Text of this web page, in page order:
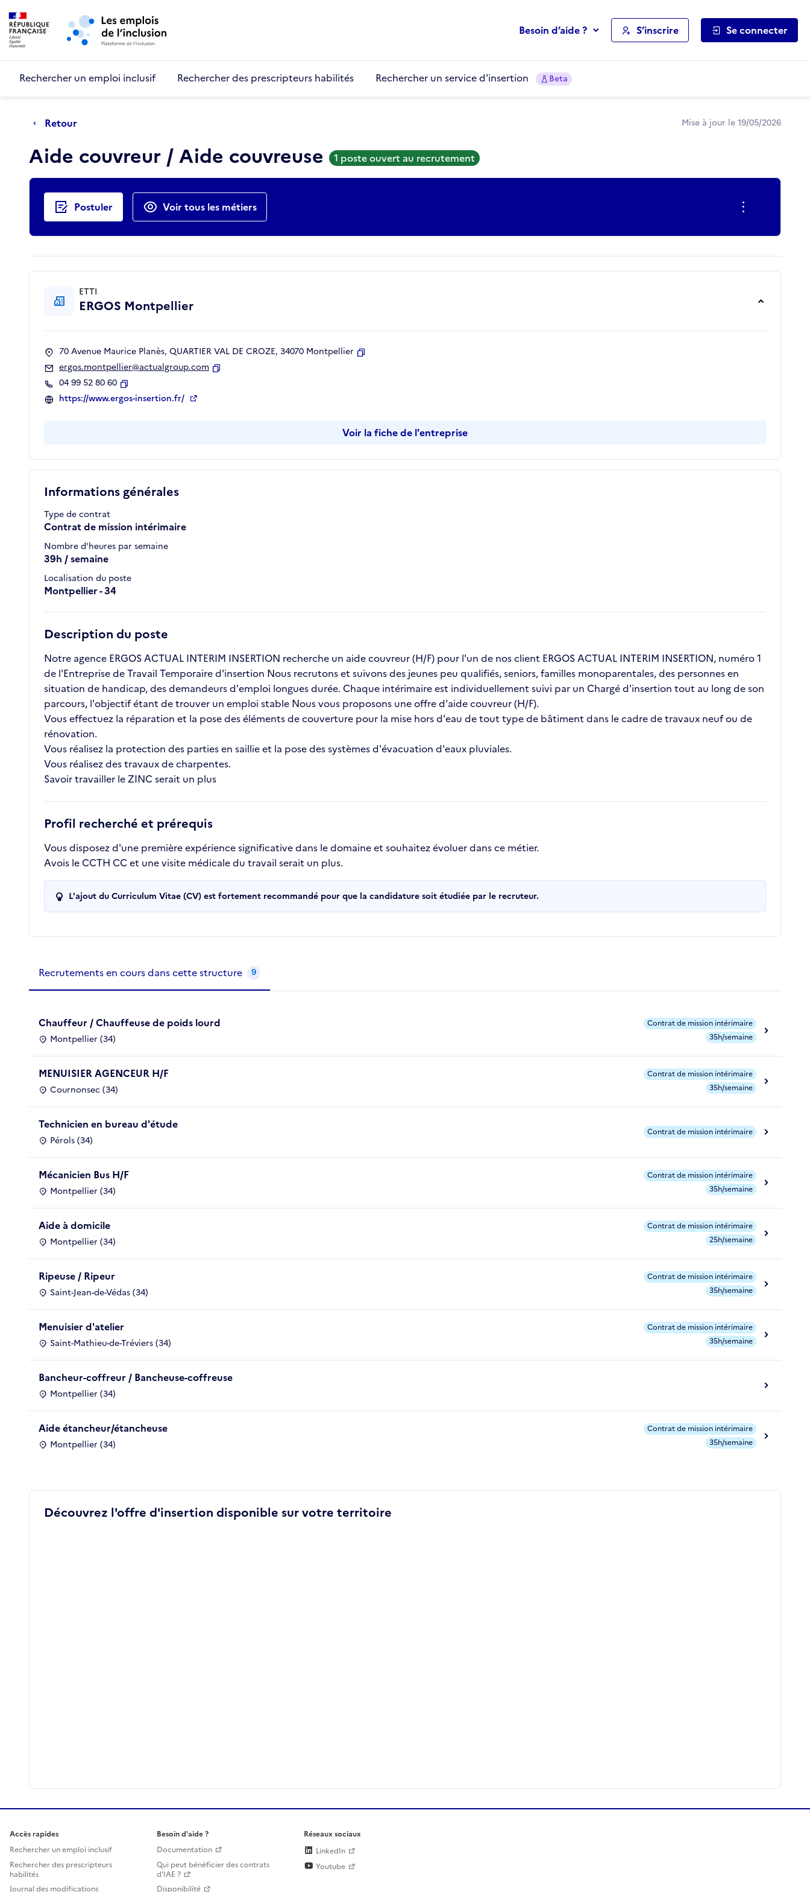
Aller au menu principal
Besoin d’aide ? S’inscrire Se connecter
Rechercher un emploi inclusif Rechercher des prescripteurs habilités Rechercher un service d'insertion Beta
Retour Mise à jour le 19/05/2026
Aide couvreur / Aide couvreuse 1 poste ouvert au recrutement
Actions rapides
Postuler Voir tous les métiers
Informations générales
Type de contrat
Contrat de mission intérimaire
Nombre d'heures par semaine
39h / semaine
Localisation du poste
Montpellier - 34
Description du poste
Notre agence ERGOS ACTUAL INTERIM INSERTION recherche un aide couvreur (H/F) pour l'un de nos client ERGOS ACTUAL INTERIM INSERTION, numéro 1
de l'Entreprise de Travail Temporaire d'insertion Nous recrutons et suivons des jeunes peu qualifiés, seniors, familles monoparentales, des personnes en
situation de handicap, des demandeurs d'emploi longues durée. Chaque intérimaire est individuellement suivi par un Chargé d'insertion tout au long de son
parcours, l'objectif étant de trouver un emploi stable Nous vous proposons une offre d'aide couvreur (H/F).
Vous effectuez la réparation et la pose des éléments de couverture pour la mise hors d'eau de tout type de bâtiment dans le cadre de travaux neuf ou de
rénovation.
Vous réalisez la protection des parties en saillie et la pose des systèmes d'évacuation d'eaux pluviales.
Vous réalisez des travaux de charpentes.
Savoir travailler le ZINC serait un plus
Profil recherché et prérequis
Vous disposez d'une première expérience significative dans le domaine et souhaitez évoluer dans ce métier.
Avois le CCTH CC et une visite médicale du travail serait un plus.
L'ajout du Curriculum Vitae (CV) est fortement recommandé pour que la candidature soit étudiée par le recruteur.
ETTI
ERGOS Montpellier
70 Avenue Maurice Planès, QUARTIER VAL DE CROZE, 34070 Montpellier
ergos.montpellier@actualgroup.com
04 99 52 80 60
Copier
https://www.ergos-insertion.fr/
Voir la fiche de l'entreprise
Recrutements de la structure
Recrutements en cours dans cette structure 9
Chauffeur / Chauffeuse de poids lourd
Montpellier (34)
Contrat de mission intérimaire
35h/semaine
MENUISIER AGENCEUR H/F
Cournonsec (34)
Contrat de mission intérimaire
35h/semaine
Technicien en bureau d'étude
Pérols (34)
Contrat de mission intérimaire
Mécanicien Bus H/F
Montpellier (34)
Contrat de mission intérimaire
35h/semaine
Aide à domicile
Montpellier (34)
Contrat de mission intérimaire
25h/semaine
Ripeuse / Ripeur
Saint-Jean-de-Védas (34)
Contrat de mission intérimaire
35h/semaine
Menuisier d'atelier
Saint-Mathieu-de-Tréviers (34)
Contrat de mission intérimaire
35h/semaine
Bancheur-coffreur / Bancheuse-coffreuse
Montpellier (34)
Aide étancheur/étancheuse
Montpellier (34)
Contrat de mission intérimaire
35h/semaine
Découvrez l'offre d'insertion disponible sur votre territoire
Accès rapides
Rechercher un emploi inclusif
Rechercher des prescripteurs
habilités
Journal des modifications
Besoin d'aide ?
Documentation
Qui peut bénéficier des contrats
d'IAE ?
Disponibilité
Réseaux sociaux
LinkedIn
Youtube